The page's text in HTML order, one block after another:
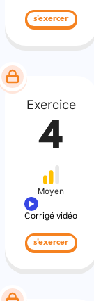
s'exercer
Exercice
4
Moyen
Corrigé vidéo
s'exercer